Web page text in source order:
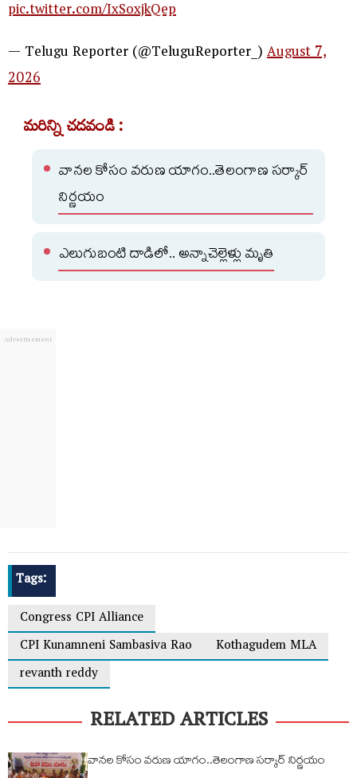
pic.twitter.com/IxSoxjkQep
— Telugu Reporter (@TeluguReporter_)August 7,
2026
మరిన్ని చదవండి :
వానల కోసం వరుణ యాగం..తెలంగాణ సర్కార్
నిర్ణయం
ఎలుగుబంటి దాడిలో.. అన్నాచెల్లెళ్లు మృతి
Tags:
Congress CPI Alliance
CPI Kunamneni Sambasiva Rao
Kothagudem MLA
revanth reddy
RELATED ARTICLES
వానల కోసం వరుణ యాగం..తెలంగాణ సర్కార్ నిర్ణయం